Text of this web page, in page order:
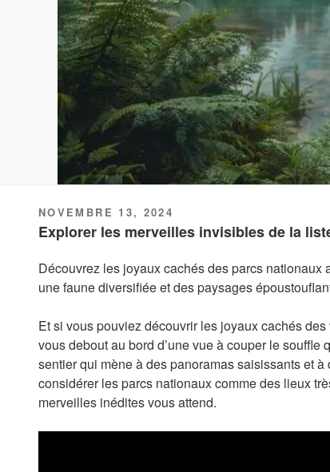
PUBLIÉ
LE
NOVEMBRE 13, 2024
Explorer les merveilles invisibles de la
Découvrez les joyaux cachés des parcs
une faune diversifiée et des paysages
Et si vous pouviez découvrir les joyaux cachés
vous debout au bord d’une vue à couper le
sentier qui mène à des panoramas saisissants et
considérer les parcs nationaux comme des lieux
merveilles inédites vous attend.